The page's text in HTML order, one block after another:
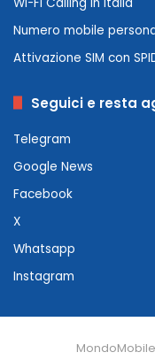
Numero mobile
Attivazione SIM con
Seguici e resta
Telegram
Google News
Facebook
X
Whatsapp
Instagram